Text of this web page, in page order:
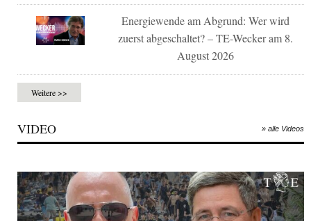
Energiewende am Abgrund: Wer wird
zuerst abgeschaltet? – TE-Wecker am 8.
August 2026
Weitere >>
VIDEO » alle Videos